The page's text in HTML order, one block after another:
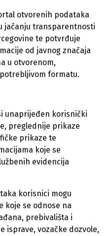
otvorenih podataka
jačanju transparentnosti
te potvrđuje
od javnog značaja
u otvorenom,
formatu.
unaprijeđen korisnički
preglednije prikaze
prikaze te
koje se
evidencija
korisnici mogu
koje se odnose na
prebivališta i
isprave, vozačke dozvole,